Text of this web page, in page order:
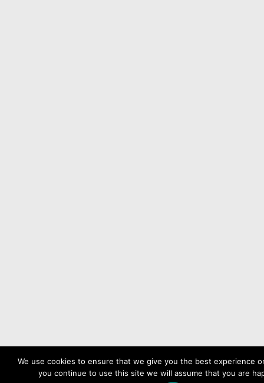
We use cookies to ensure that we give you the best experience
you continue to use this site we will assume that you are